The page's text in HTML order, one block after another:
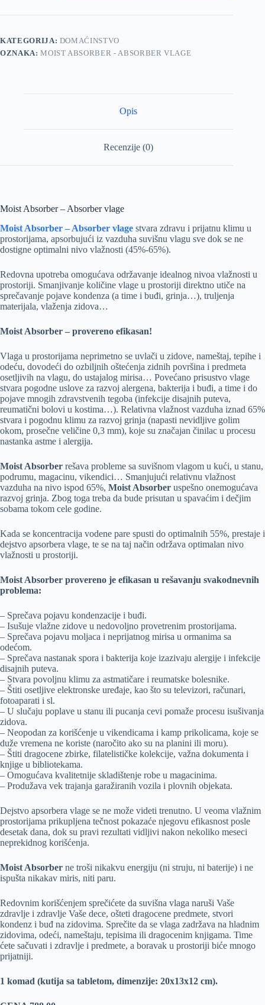
vlage
KATEGORIJA: DOMAĆINSTVO
OZNAKA:MOIST ABSORBER - ABSORBER VLAGE
Opis
Recenzije (0)
Moist Absorber – Absorber vlage
Moist Absorber – Absorber vlage stvara zdravu i prijatnu klimu u
prostorijama, apsorbujući iz vazduha suvišnu vlagu sve dok se ne
dostigne optimalni nivo vlažnosti (45%-65%).
Redovna upotreba omogućava održavanje idealnog nivoa vlažnosti u
prostoriji. Smanjivanje količine vlage u prostoriji direktno utiče na
sprečavanje pojave kondenza (a time i buđi, grinja…), truljenja
materijala, vlaženja zidova…
Moist Absorber – provereno efikasan!
Vlaga u prostorijama neprimetno se uvlači u zidove, nameštaj, tepihe i
odeću, dovodeći do ozbiljnih oštećenja zidnih površina i predmeta
osetljivih na vlagu, do ustajalog mirisa… Povećano prisustvo vlage
stvara pogodne uslove za razvoj alergena, bakterija i buđi, a time i do
pojave mnogih zdravstvenih tegoba (infekcije disajnih puteva,
reumatični bolovi u kostima…). Relativna vlažnost vazduha iznad 65%
stvara i pogodnu klimu za razvoj grinja (napasti nevidljive golim
okom, prosečne veličine 0,3 mm), koje su značajan činilac u procesu
nastanka astme i alergija.
Moist Absorber rešava probleme sa suvišnom vlagom u kući, u stanu,
podrumu, magacinu, vikendici… Smanjujući relativnu vlažnost
vazduha na nivo ispod 65%, Moist Absorber uspešno onemogućava
razvoj grinja. Zbog toga treba da bude prisutan u spavaćim i dečjim
sobama tokom cele godine.
Kada se koncentracija vodene pare spusti do optimalnih 55%, prestaje i
dejstvo apsorbera vlage, te se na taj način održava optimalan nivo
vlažnosti u prostoriji.
Moist Absorber provereno je efikasan u rešavanju svakodnevnih
problema:
– Sprečava pojavu kondenzacije i buđi.
– Isušuje vlažne zidove u nedovoljno provetrenim prostorijama.
– Sprečava pojavu moljaca i neprijatnog mirisa u ormanima sa
odećom.
– Sprečava nastanak spora i bakterija koje izazivaju alergije i infekcije
disajnih puteva.
– Stvara povoljnu klimu za astmatičare i reumatske bolesnike.
– Štiti osetljive elektronske uređaje, kao što su televizori, računari,
fotoaparati i sl.
– U slučaju poplave u stanu ili pucanja cevi pomaže procesu isušivanja
zidova.
– Neopodan za korišćenje u vikendicama i kamp prikolicama, koje se
duže vremena ne koriste (naročito ako su na planini ili moru).
– Štiti dragocene zbirke, filatelističke kolekcije, važna dokumenta i
knjige u bibliotekama.
– Omogućava kvalitetnije skladištenje robe u magacinima.
– Produžava vek trajanja garažiranih vozila i plovnih objekata.
Dejstvo apsorbera vlage se ne može videti trenutno. U veoma vlažnim
prostorijama prikupljena tečnost pokazaće njegovu efikasnost posle
desetak dana, dok su pravi rezultati vidljivi nakon nekoliko meseci
neprekidnog korišćenja.
Moist Absorber ne troši nikakvu energiju (ni struju, ni baterije) i ne
ispušta nikakav miris, niti paru.
Redovnim korišćenjem sprečićete da suvišna vlaga naruši Vaše
zdravlje i zdravlje Vaše dece, ošteti dragocene predmete, stvori
kondenz i buđ na zidovima. Sprečite da se vlaga zadržava na hladnim
zidovima, odeći, nameštaju, tepisima ili dragocenim knjigama. Time
ćete sačuvati i zdravlje i predmete, a boravak u prostoriji biće mnogo
prijatniji.
1 komad (kutija sa tabletom, dimenzije: 20x13x12 cm).